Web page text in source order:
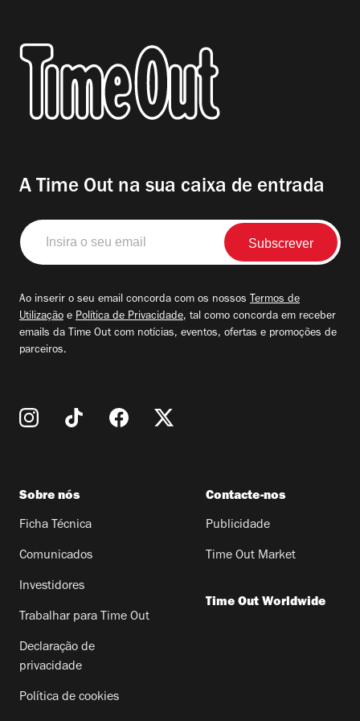
A Time Out na sua caixa de entrada
Insira
o
seu
Ao inserir o seu email concorda com os nossos Termos de
Utilização e Política de Privacidade, tal como concorda em receber
emails da Time Out com notícias, eventos, ofertas e promoções de
parceiros.
Sobre nós
Ficha Técnica
Comunicados
Investidores
Trabalhar para Time Out
Declaração de
privacidade
Política de cookies
Contacte-nos
Publicidade
Time Out Market
Time Out Worldwide